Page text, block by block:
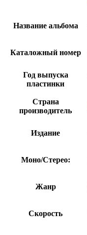
Название альбома
Каталожный номер
Год выпуска
пластинки
Страна
производитель
Издание
Моно/Стерео:
Жанр
Скорость